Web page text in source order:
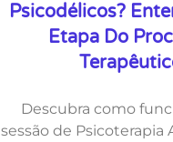
Psicodélicos?
Etapa Do
Descubra como
sessão de Psicoterapia